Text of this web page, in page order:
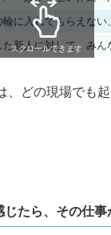
輪に入れてもらえない
た新人に対して、み
スクロールできます
、どの現場でも
じたら、その仕